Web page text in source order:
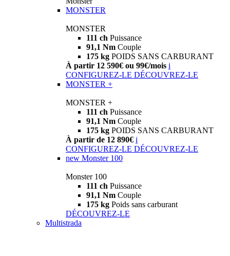
MONSTER
MONSTER
111 ch Puissance
91,1 Nm Couple
175 kg POIDS SANS CARBURANT
À partir 12 590€ ou 99€/mois i
CONFIGUREZ-LE DÉCOUVREZ-LE
MONSTER +
MONSTER +
111 ch Puissance
91,1 Nm Couple
175 kg POIDS SANS CARBURANT
À partir de 12 890€ i
CONFIGUREZ-LE DÉCOUVREZ-LE
new Monster 100
Monster 100
111 ch Puissance
91,1 Nm Couple
175 kg Poids sans carburant
DÉCOUVREZ-LE
Multistrada